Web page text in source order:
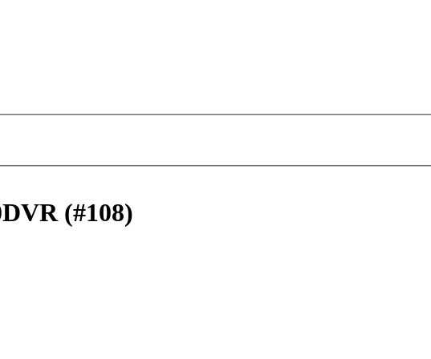
(#108)